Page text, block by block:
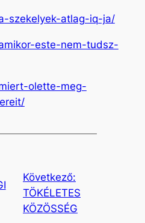
szekelyek-atlag-iq-ja/
este-nem-tudsz-
olette-meg-
Következő:
TÖKÉLETES
KÖZÖSSÉG